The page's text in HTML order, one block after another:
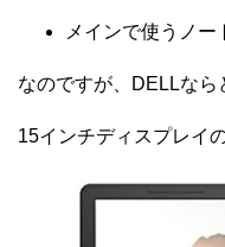
メインで使うノ
なのですが、DELLなら
15インチディスプレイ